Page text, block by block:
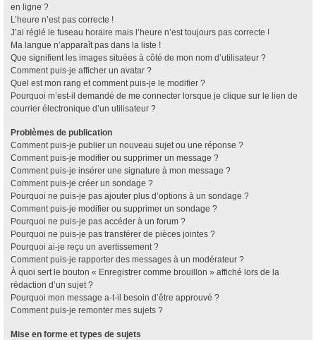
en ligne ?
L’heure n’est pas correcte !
J’ai réglé le fuseau horaire mais l’heure n’est toujours pas correcte !
Ma langue n’apparaît pas dans la liste !
Que signifient les images situées à côté de mon nom d’utilisateur ?
Comment puis-je afficher un avatar ?
Quel est mon rang et comment puis-je le modifier ?
Pourquoi m’est-il demandé de me connecter lorsque je clique sur le lien de
courrier électronique d’un utilisateur ?
Problèmes de publication
Comment puis-je publier un nouveau sujet ou une réponse ?
Comment puis-je modifier ou supprimer un message ?
Comment puis-je insérer une signature à mon message ?
Comment puis-je créer un sondage ?
Pourquoi ne puis-je pas ajouter plus d’options à un sondage ?
Comment puis-je modifier ou supprimer un sondage ?
Pourquoi ne puis-je pas accéder à un forum ?
Pourquoi ne puis-je pas transférer de pièces jointes ?
Pourquoi ai-je reçu un avertissement ?
Comment puis-je rapporter des messages à un modérateur ?
À quoi sert le bouton « Enregistrer comme brouillon » affiché lors de la
rédaction d’un sujet ?
Pourquoi mon message a-t-il besoin d’être approuvé ?
Comment puis-je remonter mes sujets ?
Mise en forme et types de sujets